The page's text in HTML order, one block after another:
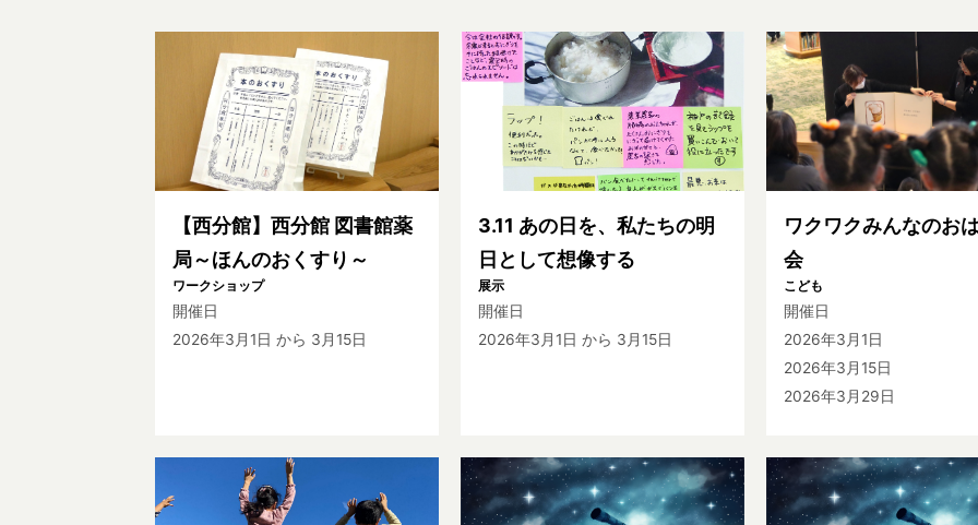
【西分館】西分館 図書館薬
局～ほんのおくすり～
ワークショップ
開催日
2026年3月1日 から 3月15日
3.11 あの日を、私たちの明
日として想像する
展示
開催日
2026年3月1日 から 3月15日
ワクワクみんなのお
会
こども
開催日
2026年3月1日
2026年3月15日
2026年3月29日